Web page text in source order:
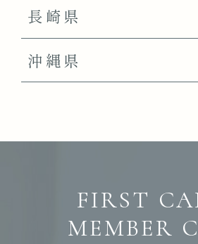
長崎県
沖縄県
FIRST
MEMBER